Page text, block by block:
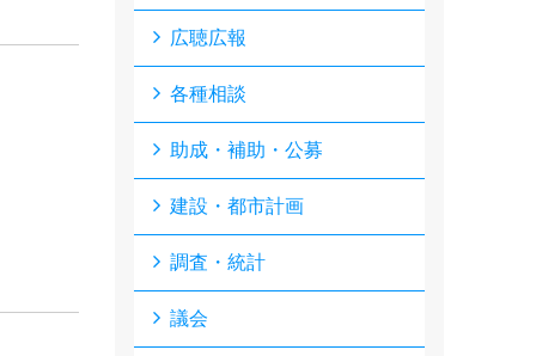
広聴広報
各種相談
助成・補助・公募
建設・都市計画
調査・統計
議会